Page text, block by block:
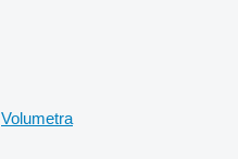
Volumetra